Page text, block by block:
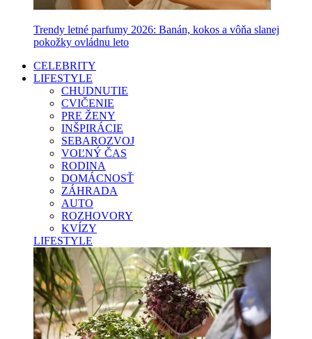
Trendy letné parfumy 2026: Banán, kokos a vôňa slanej
pokožky ovládnu leto
CELEBRITY
LIFESTYLE
CHUDNUTIE
CVIČENIE
PRE ŽENY
INŠPIRÁCIE
SEBAROZVOJ
VOĽNÝ ČAS
RODINA
DOMÁCNOSŤ
ZÁHRADA
AUTO
ROZHOVORY
KVÍZY
LIFESTYLE